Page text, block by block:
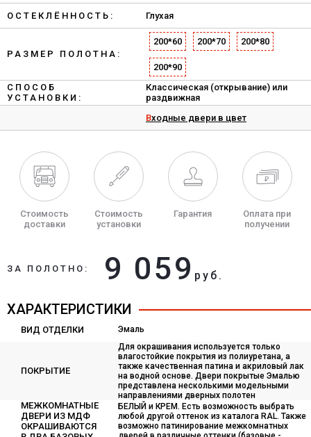
ОСТЕКЛЁННОСТЬ: Глухая
РАЗМЕР ПОЛОТНА:
200*60 200*70 200*80
200*90
СПОСОБ
УСТАНОВКИ:
Классическая (открывание) или
раздвижная
Входные двери в цвет
Стоимость
доставки
Стоимость
установки
Гарантия
Оплата при
получении
ЗА ПОЛОТНО: 9 059 руб.
ХАРАКТЕРИСТИКИ
ВИД ОТДЕЛКИ Эмаль
ПОКРЫТИЕ
Для окрашивания используется только
влагостойкие покрытия из полиуретана, а
также качественная патина и акриловый лак
на водной основе. Двери покрытые Эмалью
представлена несколькими модельными
направлениями дверных полотен
МЕЖКОМНАТНЫЕ
ДВЕРИ ИЗ МДФ
ОКРАШИВАЮТСЯ
БЕЛЫЙ и КРЕМ. Есть возможность выбрать
любой другой оттенок из каталога RAL. Также
возможно патинирование межкомнатных